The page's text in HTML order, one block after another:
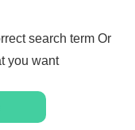
search term Or
you want